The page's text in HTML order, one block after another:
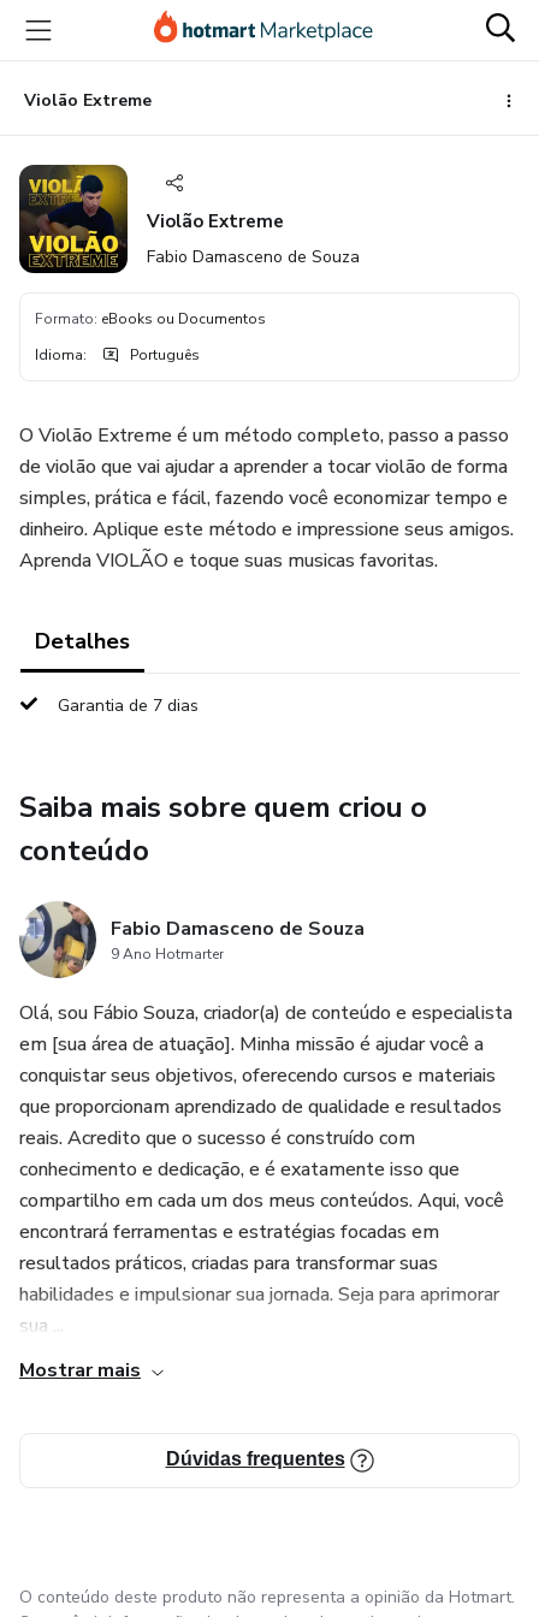
para
conteúdo
principal
para
pagamento
para
rodapé
Violão Extreme
Violão Extreme
Fabio Damasceno de Souza
Formato: eBooks ou Documentos
Idioma: Português
O Violão Extreme é um método completo, passo a passo
de violão que vai ajudar a aprender a tocar violão de forma
simples, prática e fácil, fazendo você economizar tempo e
dinheiro. Aplique este método e impressione seus amigos.
Aprenda VIOLÃO e toque suas musicas favoritas.
Detalhes
Garantia de 7 dias
Saiba mais sobre quem criou o
conteúdo
Fabio Damasceno de Souza
9 Ano Hotmarter
Olá, sou Fábio Souza, criador(a) de conteúdo e especialista
em [sua área de atuação]. Minha missão é ajudar você a
conquistar seus objetivos, oferecendo cursos e materiais
que proporcionam aprendizado de qualidade e resultados
reais. Acredito que o sucesso é construído com
conhecimento e dedicação, e é exatamente isso que
compartilho em cada um dos meus conteúdos. Aqui, você
encontrará ferramentas e estratégias focadas em
resultados práticos, criadas para transformar suas
habilidades e impulsionar sua jornada. Seja para aprimorar
sua ...
Mostrar mais
Dúvidas frequentes
O conteúdo deste produto não representa a opinião da Hotmart.